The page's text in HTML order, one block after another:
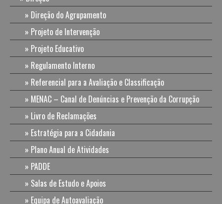
Direção do Agrupamento
Projeto de Intervenção
Projeto Educativo
Regulamento Interno
Referencial para a Avaliação e Classificação
MENAC – Canal de Denúncias e Prevenção da Corrupção
Livro de Reclamações
Estratégia para a Cidadania
Plano Anual de Atividades
PADDE
Salas de Estudo e Apoios
Equipa de Autoavaliação